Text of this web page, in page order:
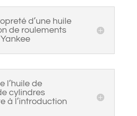
d’une huile
de roulements
l’huile de
cylindres
à l’introduction